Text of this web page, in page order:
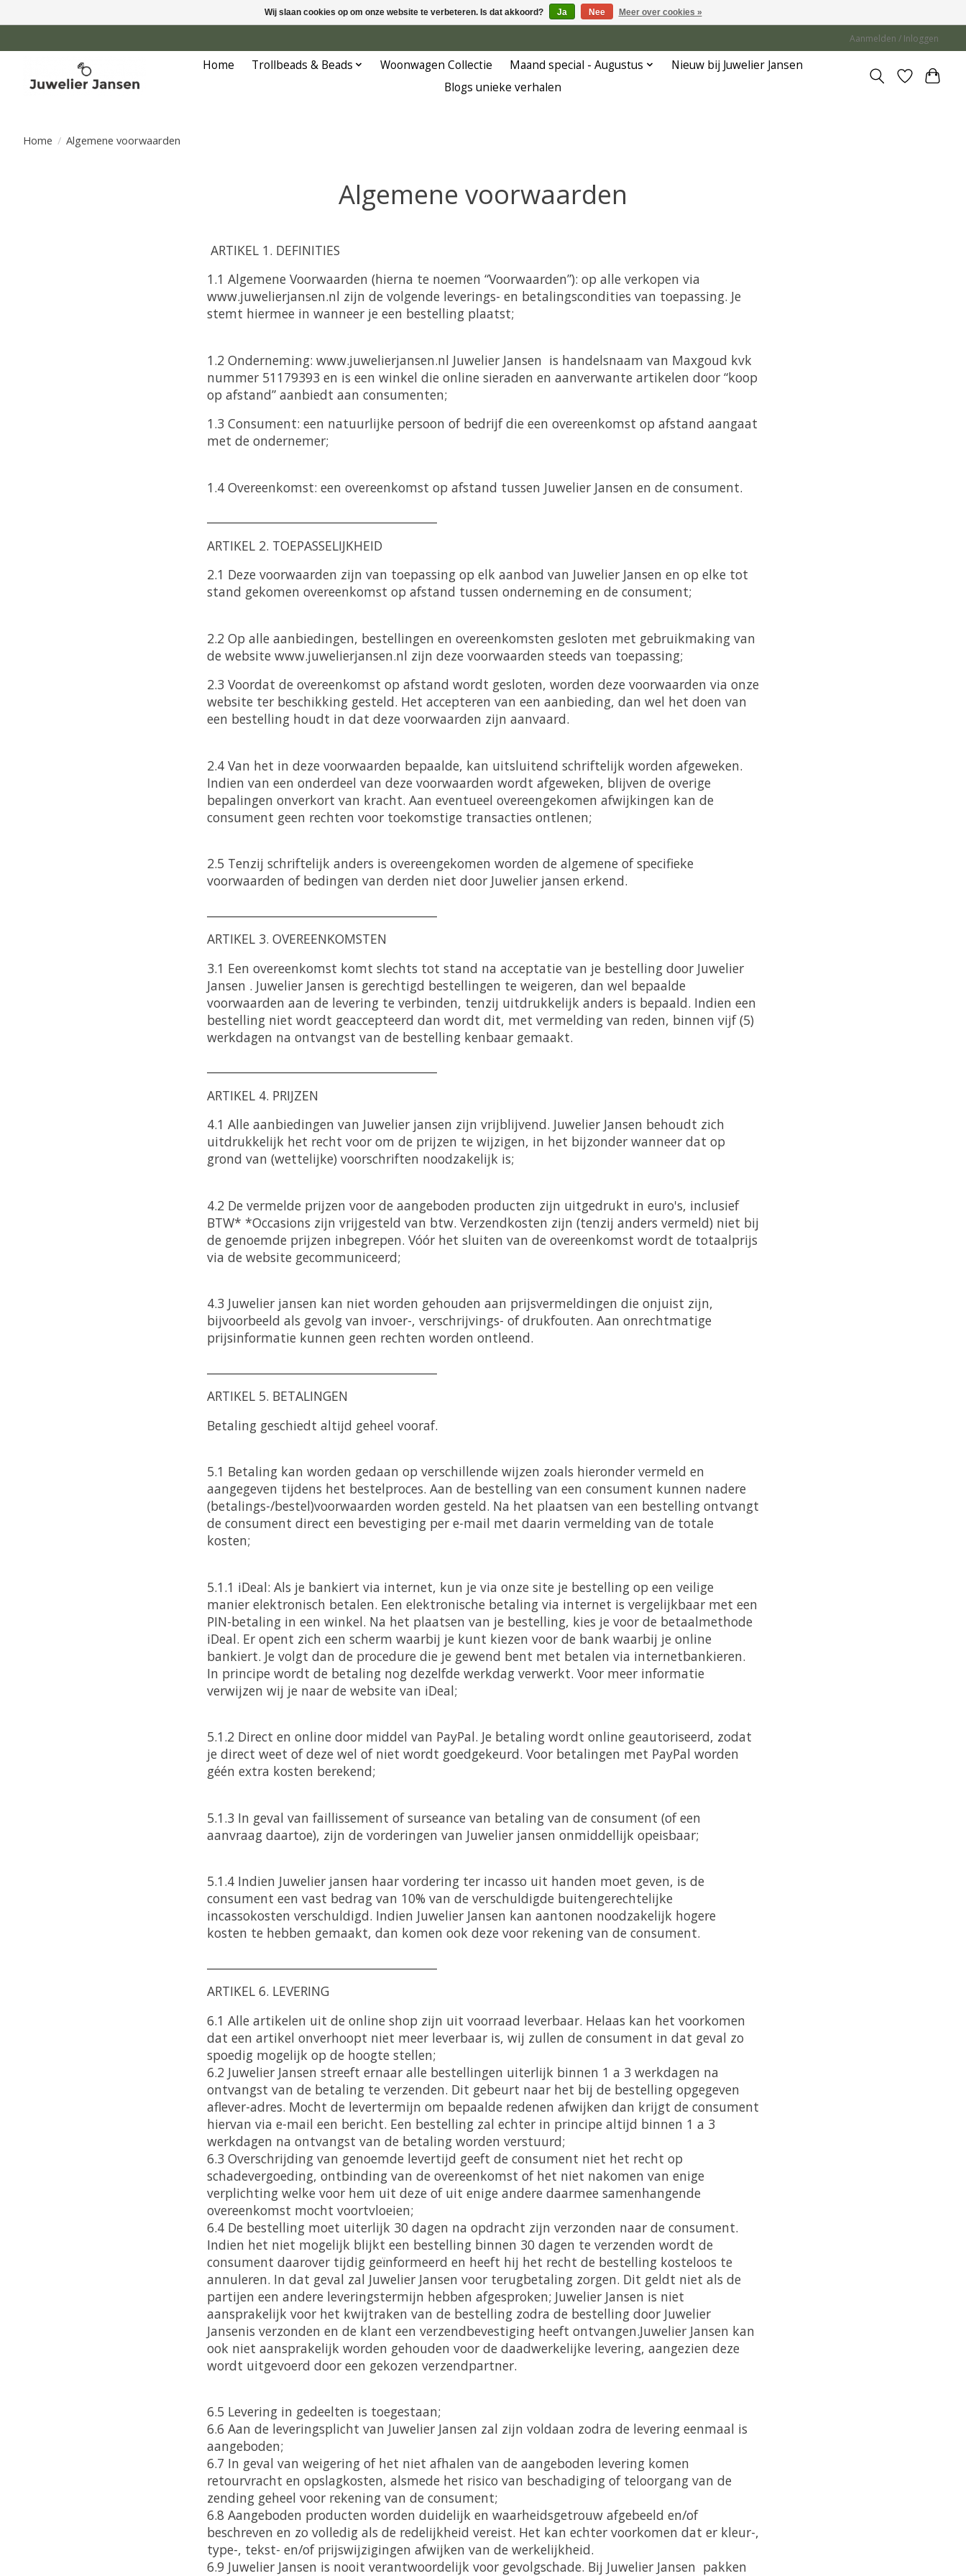
Aanmelden / Inloggen
Home Trollbeads & Beads Woonwagen Collectie Maand special - Augustus
Nieuw bij Juwelier Jansen
Blogs unieke verhalen
Home / Algemene voorwaarden
Algemene voorwaarden
ARTIKEL 1. DEFINITIES
1.1 Algemene Voorwaarden (hierna te noemen “Voorwaarden”): op alle verkopen via
www.juwelierjansen.nl zijn de volgende leverings- en betalingscondities van toepassing. Je
stemt hiermee in wanneer je een bestelling plaatst;
1.2 Onderneming: www.juwelierjansen.nl Juwelier Jansen is handelsnaam van Maxgoud kvk
nummer 51179393 en is een winkel die online sieraden en aanverwante artikelen door “koop
op afstand” aanbiedt aan consumenten;
1.3 Consument: een natuurlijke persoon of bedrijf die een overeenkomst op afstand aangaat
met de ondernemer;
1.4 Overeenkomst: een overeenkomst op afstand tussen Juwelier Jansen en de consument.
ARTIKEL 2. TOEPASSELIJKHEID
2.1 Deze voorwaarden zijn van toepassing op elk aanbod van Juwelier Jansen en op elke tot
stand gekomen overeenkomst op afstand tussen onderneming en de consument;
2.2 Op alle aanbiedingen, bestellingen en overeenkomsten gesloten met gebruikmaking van
de website www.juwelierjansen.nl zijn deze voorwaarden steeds van toepassing;
2.3 Voordat de overeenkomst op afstand wordt gesloten, worden deze voorwaarden via onze
website ter beschikking gesteld. Het accepteren van een aanbieding, dan wel het doen van
een bestelling houdt in dat deze voorwaarden zijn aanvaard.
2.4 Van het in deze voorwaarden bepaalde, kan uitsluitend schriftelijk worden afgeweken.
Indien van een onderdeel van deze voorwaarden wordt afgeweken, blijven de overige
bepalingen onverkort van kracht. Aan eventueel overeengekomen afwijkingen kan de
consument geen rechten voor toekomstige transacties ontlenen;
2.5 Tenzij schriftelijk anders is overeengekomen worden de algemene of specifieke
voorwaarden of bedingen van derden niet door Juwelier jansen erkend.
ARTIKEL 3. OVEREENKOMSTEN
3.1 Een overeenkomst komt slechts tot stand na acceptatie van je bestelling door Juwelier
Jansen . Juwelier Jansen is gerechtigd bestellingen te weigeren, dan wel bepaalde
voorwaarden aan de levering te verbinden, tenzij uitdrukkelijk anders is bepaald. Indien een
bestelling niet wordt geaccepteerd dan wordt dit, met vermelding van reden, binnen vijf (5)
werkdagen na ontvangst van de bestelling kenbaar gemaakt.
ARTIKEL 4. PRIJZEN
4.1 Alle aanbiedingen van Juwelier jansen zijn vrijblijvend. Juwelier Jansen behoudt zich
uitdrukkelijk het recht voor om de prijzen te wijzigen, in het bijzonder wanneer dat op
grond van (wettelijke) voorschriften noodzakelijk is;
4.2 De vermelde prijzen voor de aangeboden producten zijn uitgedrukt in euro's, inclusief
BTW* *Occasions zijn vrijgesteld van btw. Verzendkosten zijn (tenzij anders vermeld) niet bij
de genoemde prijzen inbegrepen. Vóór het sluiten van de overeenkomst wordt de totaalprijs
via de website gecommuniceerd;
4.3 Juwelier jansen kan niet worden gehouden aan prijsvermeldingen die onjuist zijn,
bijvoorbeeld als gevolg van invoer-, verschrijvings- of drukfouten. Aan onrechtmatige
prijsinformatie kunnen geen rechten worden ontleend.
ARTIKEL 5. BETALINGEN
Betaling geschiedt altijd geheel vooraf.
5.1 Betaling kan worden gedaan op verschillende wijzen zoals hieronder vermeld en
aangegeven tijdens het bestelproces. Aan de bestelling van een consument kunnen nadere
(betalings-/bestel)voorwaarden worden gesteld. Na het plaatsen van een bestelling ontvangt
de consument direct een bevestiging per e-mail met daarin vermelding van de totale
kosten;
5.1.1 iDeal: Als je bankiert via internet, kun je via onze site je bestelling op een veilige
manier elektronisch betalen. Een elektronische betaling via internet is vergelijkbaar met een
PIN-betaling in een winkel. Na het plaatsen van je bestelling, kies je voor de betaalmethode
iDeal. Er opent zich een scherm waarbij je kunt kiezen voor de bank waarbij je online
bankiert. Je volgt dan de procedure die je gewend bent met betalen via internetbankieren.
In principe wordt de betaling nog dezelfde werkdag verwerkt. Voor meer informatie
verwijzen wij je naar de website van iDeal;
5.1.2 Direct en online door middel van PayPal. Je betaling wordt online geautoriseerd, zodat
je direct weet of deze wel of niet wordt goedgekeurd. Voor betalingen met PayPal worden
géén extra kosten berekend;
5.1.3 In geval van faillissement of surseance van betaling van de consument (of een
aanvraag daartoe), zijn de vorderingen van Juwelier jansen onmiddellijk opeisbaar;
5.1.4 Indien Juwelier jansen haar vordering ter incasso uit handen moet geven, is de
consument een vast bedrag van 10% van de verschuldigde buitengerechtelijke
incassokosten verschuldigd. Indien Juwelier Jansen kan aantonen noodzakelijk hogere
kosten te hebben gemaakt, dan komen ook deze voor rekening van de consument.
ARTIKEL 6. LEVERING
6.1 Alle artikelen uit de online shop zijn uit voorraad leverbaar. Helaas kan het voorkomen
dat een artikel onverhoopt niet meer leverbaar is, wij zullen de consument in dat geval zo
spoedig mogelijk op de hoogte stellen;
6.2 Juwelier Jansen streeft ernaar alle bestellingen uiterlijk binnen 1 a 3 werkdagen na
ontvangst van de betaling te verzenden. Dit gebeurt naar het bij de bestelling opgegeven
aflever-adres. Mocht de levertermijn om bepaalde redenen afwijken dan krijgt de consument
hiervan via e-mail een bericht. Een bestelling zal echter in principe altijd binnen 1 a 3
werkdagen na ontvangst van de betaling worden verstuurd;
6.3 Overschrijding van genoemde levertijd geeft de consument niet het recht op
schadevergoeding, ontbinding van de overeenkomst of het niet nakomen van enige
verplichting welke voor hem uit deze of uit enige andere daarmee samenhangende
overeenkomst mocht voortvloeien;
6.4 De bestelling moet uiterlijk 30 dagen na opdracht zijn verzonden naar de consument.
Indien het niet mogelijk blijkt een bestelling binnen 30 dagen te verzenden wordt de
consument daarover tijdig geïnformeerd en heeft hij het recht de bestelling kosteloos te
annuleren. In dat geval zal Juwelier Jansen voor terugbetaling zorgen. Dit geldt niet als de
partijen een andere leveringstermijn hebben afgesproken; Juwelier Jansen is niet
aansprakelijk voor het kwijtraken van de bestelling zodra de bestelling door Juwelier
Jansenis verzonden en de klant een verzendbevestiging heeft ontvangen.Juwelier Jansen kan
ook niet aansprakelijk worden gehouden voor de daadwerkelijke levering, aangezien deze
wordt uitgevoerd door een gekozen verzendpartner.
6.5 Levering in gedeelten is toegestaan;
6.6 Aan de leveringsplicht van Juwelier Jansen zal zijn voldaan zodra de levering eenmaal is
aangeboden;
6.7 In geval van weigering of het niet afhalen van de aangeboden levering komen
retourvracht en opslagkosten, alsmede het risico van beschadiging of teloorgang van de
zending geheel voor rekening van de consument;
6.8 Aangeboden producten worden duidelijk en waarheidsgetrouw afgebeeld en/of
beschreven en zo volledig als de redelijkheid vereist. Het kan echter voorkomen dat er kleur-,
type-, tekst- en/of prijswijzigingen afwijken van de werkelijkheid.
6.9 Juwelier Jansen is nooit verantwoordelijk voor gevolgschade. Bij Juwelier Jansen pakken
Wij slaan cookies op om onze website te verbeteren. Is dat akkoord? Ja Nee Meer over cookies »